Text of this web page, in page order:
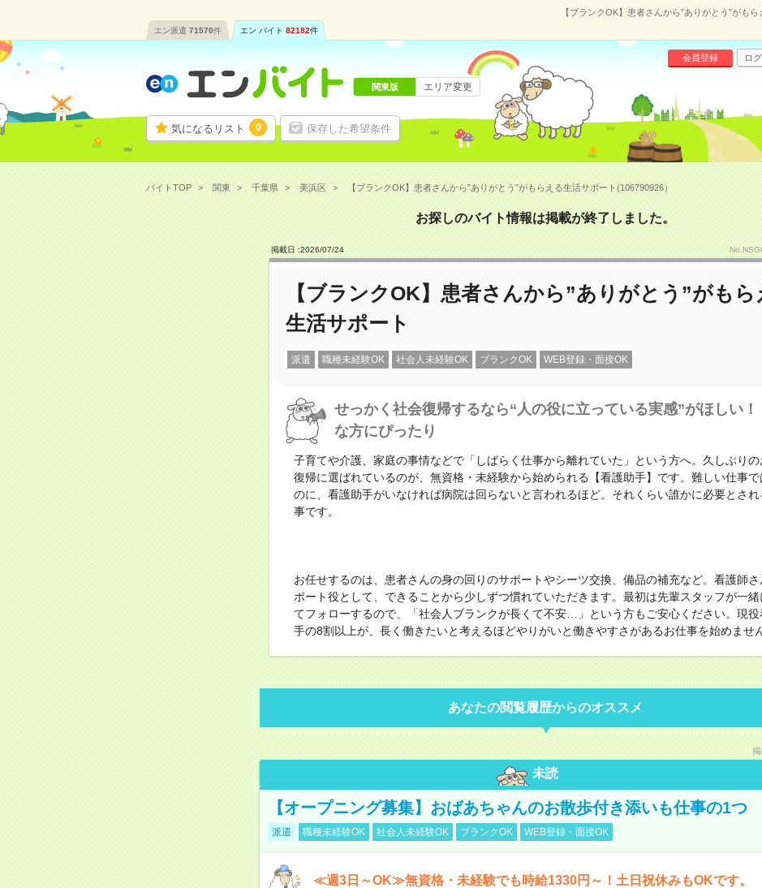
【ブランクOK】患者さんから”ありがとう”がも
エン派遣 71570件 エン バイト 82182件
気になるリスト 0 保存した希望条件
会員登録 ロ
関東版 エリア変更
バイトTOP 関東 千葉県 美浜区 【ブランクOK】患者さんから”ありがとう”がもらえる生活サポート(106790926）
お探しのバイト情報は掲載が終了しました。
掲載日 :2026/07/24
【ブランクOK】患者さんから”ありがとう”がもら
生活サポート
派遣 職種未経験OK 社会人未経験OK ブランクOK WEB登録・面接OK
せっかく社会復帰するなら“人の役に立っている実感”がほしい
な方にぴったり
子育てや介護、家庭の事情などで「しばらく仕事から離れていた」という方へ。久しぶり
復帰に選ばれているのが、無資格・未経験から始められる【看護助手】です。難しい仕事
のに、看護助手がいなければ病院は回らないと言われるほど。それくらい誰かに必要とさ
事です。
お任せするのは、患者さんの身の回りのサポートやシーツ交換、備品の補充など。看護師
ポート役として、できることから少しずつ慣れていただきます。最初は先輩スタッフが一
てフォローするので、「社会人ブランクが長くて不安…」という方もご安心ください。現役
手の8割以上が、長く働きたいと考えるほどやりがいと働きやすさがあるお仕事を始めませ
あなたの閲覧履歴からのオススメ
未読
【オープニング募集】おばあちゃんのお散歩付き添いも仕事の1つ
派遣 職種未経験OK 社会人未経験OK ブランクOK WEB登録・面接OK
≪週3日～OK≫無資格・未経験でも時給1330円～！土日祝休みもOKです。